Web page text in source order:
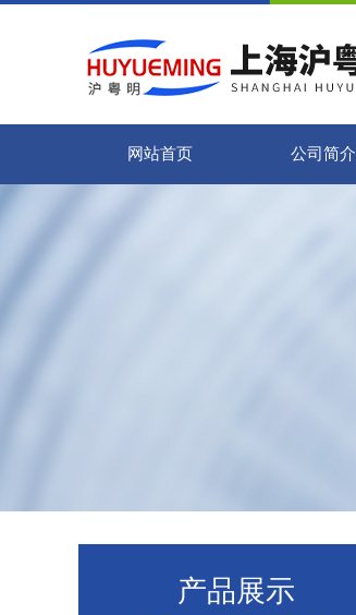
网站首页 公司简介
产品展示